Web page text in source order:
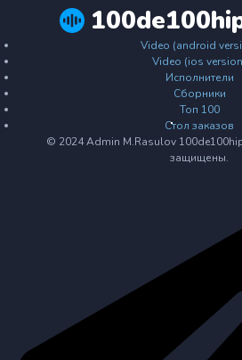
Video (android
Video (ios
Исполнители
Сборники
Топ 100
Стол заказов
© 2024 Admin M.Rasulov
защищены.